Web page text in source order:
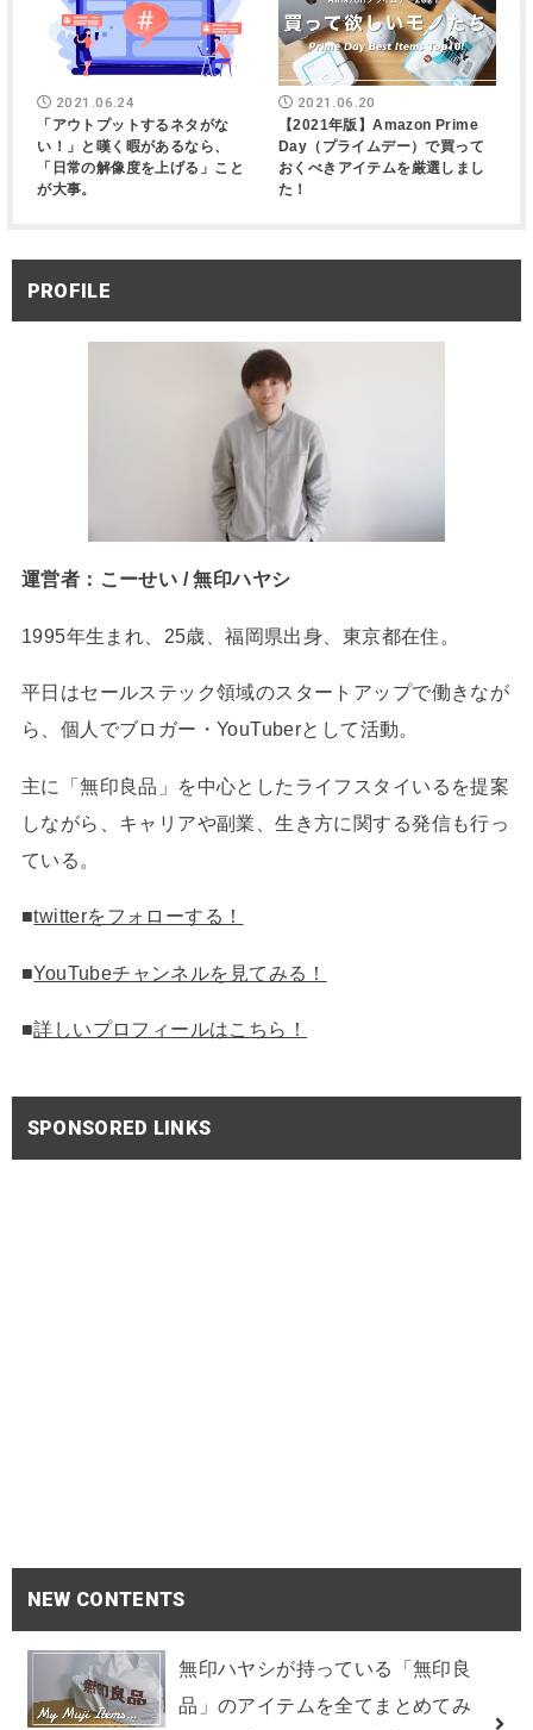
2021.06.24
「アウトプットするネタがな
い！」と嘆く暇があるなら、
「日常の解像度を上げる」こと
が大事。
2021.06.20
【2021年版】Amazon Prime
Day（プライムデー）で買って
おくべきアイテムを厳選しまし
た！
PROFILE
運営者：こーせい / 無印ハヤシ
1995年生まれ、25歳、福岡県出身、東京都在住。
平日はセールステック領域のスタートアップで働きなが
ら、個人でブロガー・YouTuberとして活動。
主に「無印良品」を中心としたライフスタイいるを提案
しながら、キャリアや副業、生き方に関する発信も行っ
ている。
■twitterをフォローする！
■YouTubeチャンネルを見てみる！
■詳しいプロフィールはこちら！
SPONSORED LINKS
NEW CONTENTS
無印ハヤシが持っている「無印良
品」のアイテムを全てまとめてみ